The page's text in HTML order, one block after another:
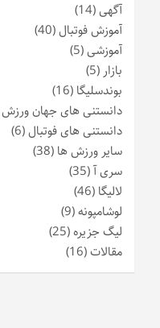
آگهی(14)
آموزش فوتبال(40)
آموزشی(5)
بازار (5)
بوندسلیگا (16)
دانستنی های جهان ورزش
دانستنی های فوتبال(6)
سایر ورزش ها (38)
سری آ(35)
لالیگا (46)
لوشامپونه(9)
لیگ جزیره(25)
مقالات(16)